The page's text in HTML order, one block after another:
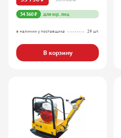
54 360 ₽ для юр. лиц
в наличии у поставщика 29 шт.
В корзину